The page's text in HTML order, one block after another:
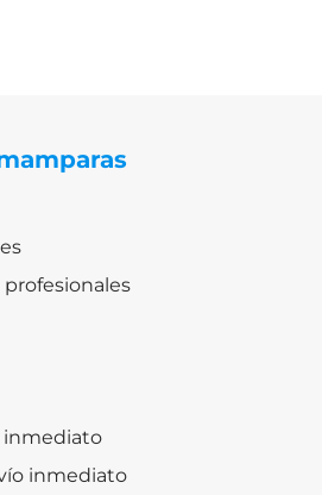
profesionales
inmediato
inmediato